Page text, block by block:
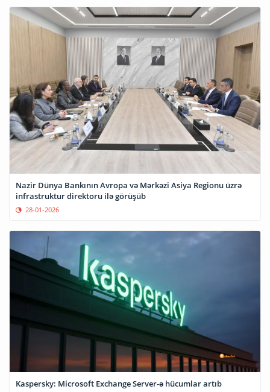
Nazir Dünya Bankının Avropa və Mərkəzi Asiya Regionu üzrə
infrastruktur direktoru ilə görüşüb
28-01-2026
Kaspersky: Microsoft Exchange Server-ə hücumlar artıb